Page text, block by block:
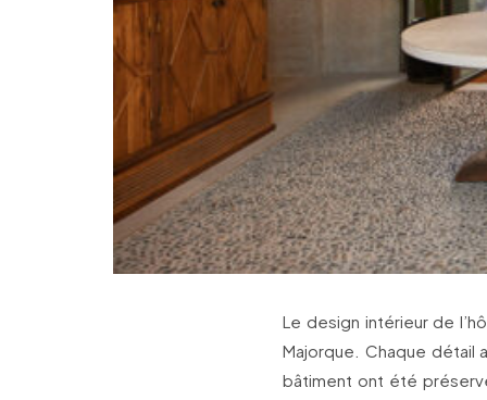
Le design intérieur de
Majorque. Chaque détail
bâtiment ont été